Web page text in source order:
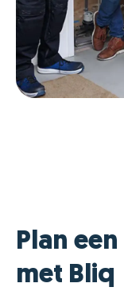
Plan
met Bliq